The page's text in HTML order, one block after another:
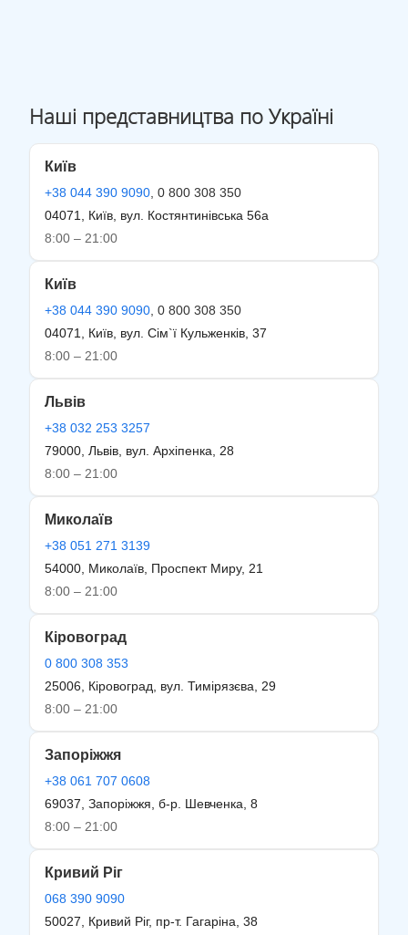
Наші представництва по Україні
Київ
+38 044 390 9090 , 0 800 308 350
04071, Київ, вул. Костянтинівська 56а
8:00 – 21:00
Київ
+38 044 390 9090 , 0 800 308 350
04071, Київ, вул. Сім`ї Кульженків, 37
8:00 – 21:00
Львів
+38 032 253 3257
79000, Львів, вул. Архіпенка, 28
8:00 – 21:00
Миколаїв
+38 051 271 3139
54000, Миколаїв, Проспект Миру, 21
8:00 – 21:00
Кіровоград
0 800 308 353
25006, Кіровоград, вул. Тимірязєва, 29
8:00 – 21:00
Запоріжжя
+38 061 707 0608
69037, Запоріжжя, б-р. Шевченка, 8
8:00 – 21:00
Кривий Ріг
068 390 9090
50027, Кривий Ріг, пр-т. Гагаріна, 38